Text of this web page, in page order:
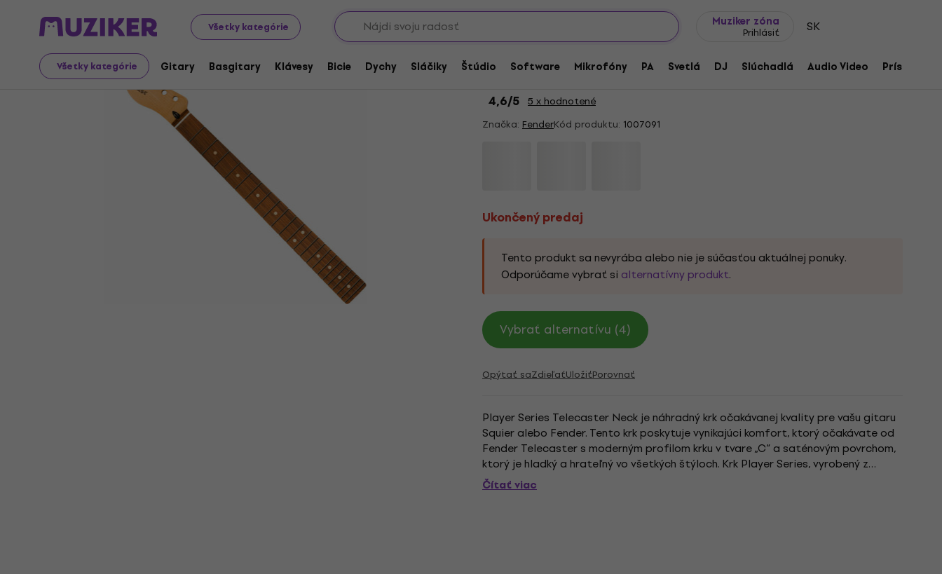
Všetky kategórie
Muziker zóna
Prihlásiť SK
Všetky kategórie Gitary Basgitary Klávesy Bicie Dychy Sláčiky Štúdio Software Mikrofóny PA Svetlá DJ Slúchadlá Audio Video
Hudobné nástroje Gitary Náhradné diely pre gitary Gitarové krky
Ukončený predaj
Ukončený predaj
Fender Player Series LH Telecaster 22 Pau Ferro Gitarový
4,6/5 5 x hodnotené
Značka: FenderKód produktu: 1007091
Ukončený predaj
Tento produkt sa nevyrába alebo nie je súčasťou aktuálnej ponuky.
Odporúčame vybrať si alternatívny produkt.
Vybrať alternatívu (4)
Opýtať saZdieľaťUložiťPorovnať
Player Series Telecaster Neck je náhradný krk očakávanej kvality pre vašu gitaru
Squier alebo Fender. Tento krk poskytuje vynikajúci komfort, ktorý očakávate od
Fender Telecaster s moderným profilom krku v tvare „C“ a saténovým povrchom,
ktorý je hladký a hrateľný vo všetkých štýloch. Krk Player Series, vyrobený z
prémiového javora s hmatníkom...
Čítať viac